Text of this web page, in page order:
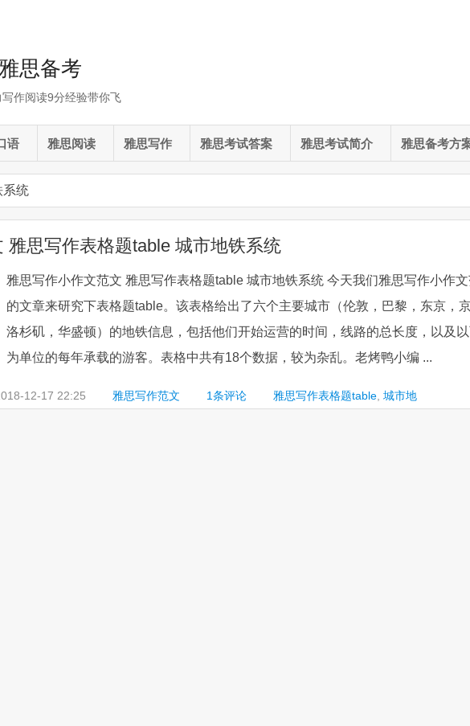
思备考
作阅读9分经验带你飞
语 雅思阅读 雅思写作 雅思考试答案 雅思考试简介 雅思备考方
系统
雅思写作表格题table 城市地铁系统
雅思写作小作文范文 雅思写作表格题table 城市地铁系统 今天我们雅思写作小作
的文章来研究下表格题table。该表格给出了六个主要城市（伦敦，巴黎，东京，京
洛杉矶，华盛顿）的地铁信息，包括他们开始运营的时间，线路的总长度，以及
为单位的每年承载的游客。表格中共有18个数据，较为杂乱。老烤鸭小编 ...
12-17 22:25 雅思写作范文 1条评论 雅思写作表格题table 城市地